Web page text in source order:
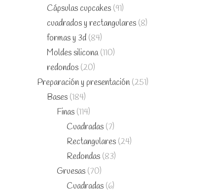
Cápsulas cupcakes (91)
cuadrados y rectangulares (8)
formas y 3d (84)
Moldes silicona (110)
redondos (20)
Preparación y presentación (251)
Bases (184)
Finas (114)
Cuadradas (7)
Rectangulares (24)
Redondas (83)
Gruesas (70)
Cuadradas (6)